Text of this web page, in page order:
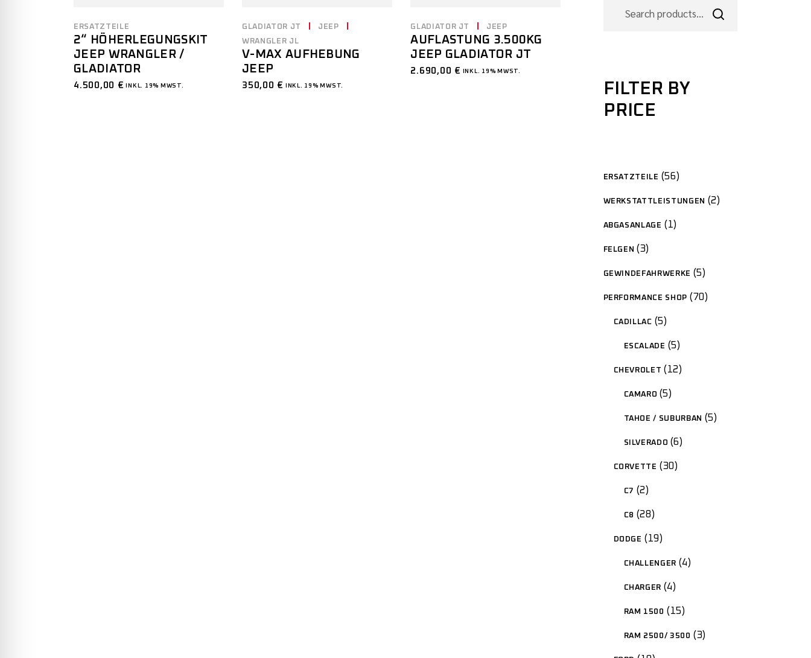
ERSATZTEILE
2“ HÖHERLEGUNGSKIT
JEEP WRANGLER /
GLADIATOR
4.500,00 € INKL. 19% MWST.
GLADIATOR JT
JEEP
WRANGLER JL
V-MAX AUFHEBUNG
JEEP
350,00 € INKL. 19% MWST.
GLADIATOR JT JEEP
AUFLASTUNG 3.500KG
JEEP GLADIATOR JT
2.690,00 € INKL. 19% MWST.
FILTER BY
PRICE
ERSATZTEILE 56
WERKSTATTLEISTUNGEN 2
ABGASANLAGE 1
FELGEN 3
GEWINDEFAHRWERKE 5
PERFORMANCE SHOP 70
CADILLAC 5
ESCALADE 5
CHEVROLET 12
CAMARO 5
TAHOE / SUBURBAN 5
SILVERADO 6
CORVETTE 30
C7 2
C8 28
DODGE 19
CHALLENGER 4
CHARGER 4
RAM 1500 15
RAM 2500/ 3500 3